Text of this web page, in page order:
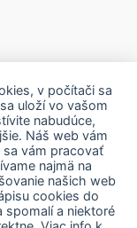
v počítači sa
uloží vo vašom
nabudúce,
Náš web vám
sa vám pracovať
najmä na
našich web
cookies do
spomalí a niektoré